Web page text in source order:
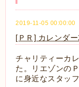
2019-11-05 00:00:00
[ＰＲ] カレンダ
チャリティーカ
た。リエゾンの
に身近なスタッ